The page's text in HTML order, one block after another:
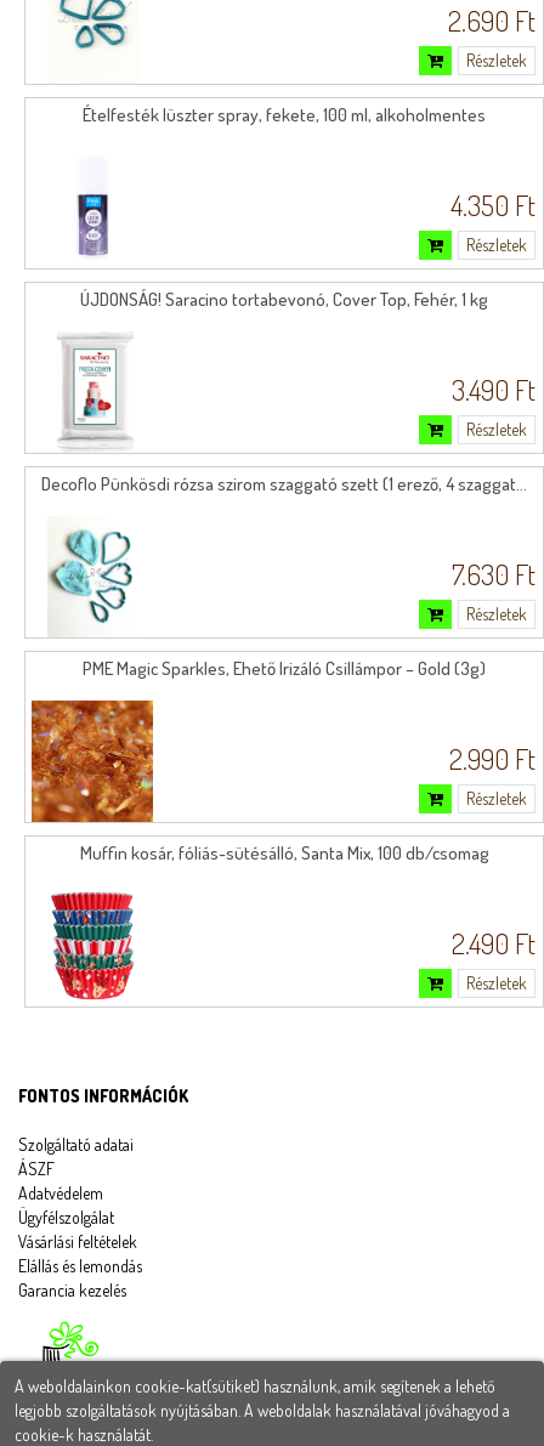
2.690 Ft
Részletek
Ételfesték lüszter spray, fekete, 100 ml, alkoholmentes
4.350 Ft
Részletek
ÚJDONSÁG! Saracino tortabevonó, Cover Top, Fehér, 1 kg
3.490 Ft
Részletek
Decoflo Pünkösdi rózsa szirom szaggató szett (1 erező, 4 szaggat...
7.630 Ft
Részletek
PME Magic Sparkles, Ehető Irizáló Csillámpor – Gold (3g)
2.990 Ft
Részletek
Muffin kosár, fóliás-sütésálló, Santa Mix, 100 db/csomag
2.490 Ft
Részletek
A weboldalainkon cookie-kat(sütiket) használunk, amik segítenek a lehető
legjobb szolgáltatások nyújtásában. A weboldalak használatával jóváhagyod a
cookie-k használatát.
FONTOS INFORMÁCIÓK
Szolgáltató adatai
ÁSZF
Adatvédelem
Ügyfélszolgálat
Vásárlási feltételek
Elállás és lemondás
Garancia kezelés
Tortadekorációs webáruház - Magyarországon egyre népszerűbb